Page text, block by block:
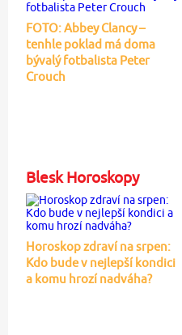
FOTO: Abbey Clancy –
tenhle poklad má doma
bývalý fotbalista Peter
Crouch
Blesk Horoskopy
Horoskop zdraví na srpen:
Kdo bude v nejlepší kondici
a komu hrozí nadváha?